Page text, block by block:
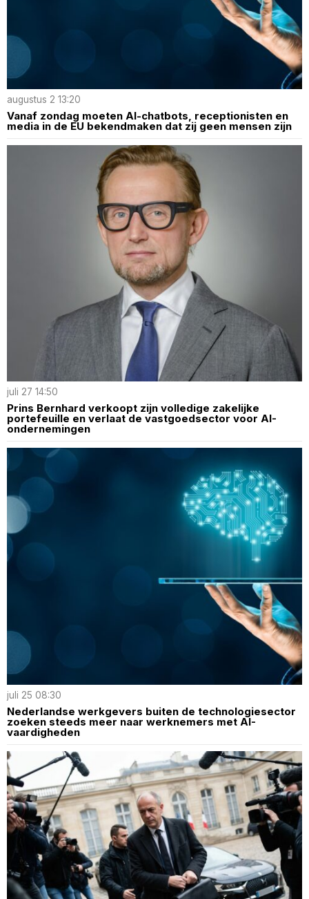
augustus 2 13:20
Vanaf zondag moeten AI-chatbots, receptionisten en
media in de EU bekendmaken dat zij geen mensen zijn
juli 27 14:50
Prins Bernhard verkoopt zijn volledige zakelijke
portefeuille en verlaat de vastgoedsector voor AI-
ondernemingen
juli 25 08:30
Nederlandse werkgevers buiten de technologiesector
zoeken steeds meer naar werknemers met AI-
vaardigheden